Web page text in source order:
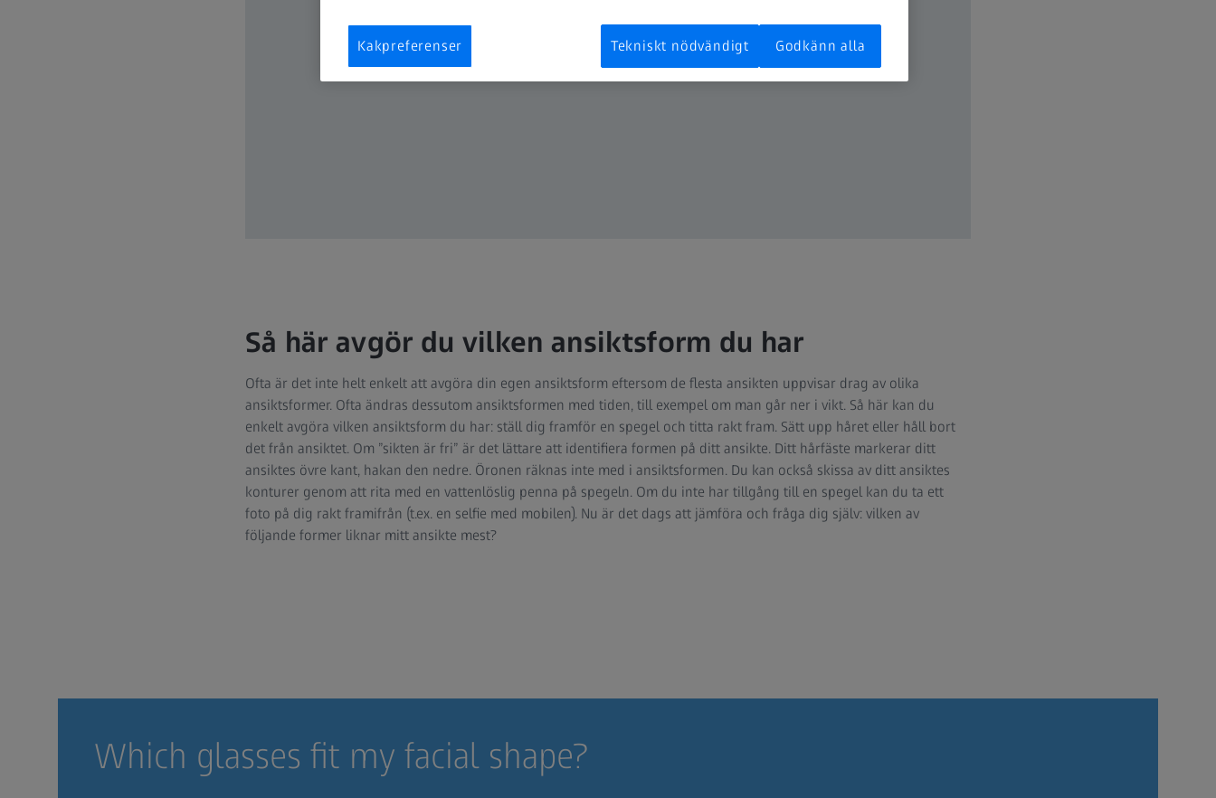
Så här avgör du vilken ansiktsform du har
Ofta är det inte helt enkelt att avgöra din egen ansiktsform eftersom de flesta ansikten uppvisar drag av olika
ansiktsformer. Ofta ändras dessutom ansiktsformen med tiden, till exempel om man går ner i vikt. Så här kan du
enkelt avgöra vilken ansiktsform du har: ställ dig framför en spegel och titta rakt fram. Sätt upp håret eller håll bort
det från ansiktet. Om ”sikten är fri” är det lättare att identifiera formen på ditt ansikte. Ditt hårfäste markerar ditt
ansiktes övre kant, hakan den nedre. Öronen räknas inte med i ansiktsformen. Du kan också skissa av ditt ansiktes
konturer genom att rita med en vattenlöslig penna på spegeln. Om du inte har tillgång till en spegel kan du ta ett
foto på dig rakt framifrån (t.ex. en selfie med mobilen). Nu är det dags att jämföra och fråga dig själv: vilken av
följande former liknar mitt ansikte mest?
Which glasses fit my facial shape?
Kakpreferenser Tekniskt nödvändigt Godkänn alla